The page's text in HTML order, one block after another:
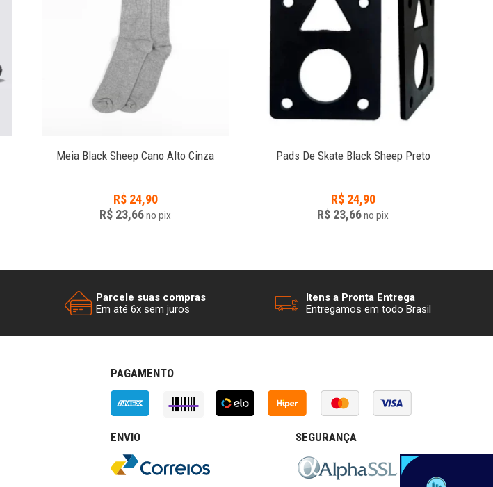
Meia Black Sheep Cano Alto Cinza
R$ 24,90
R$ 23,66no pix
Pads De Skate Black Sheep Preto
R$ 24,90
R$ 23,66no pix
Parcele suas compras
Em até 6x sem juros
Itens a Pronta Entrega
Entregamos em todo Brasil
PAGAMENTO
ENVIO SEGURANÇA